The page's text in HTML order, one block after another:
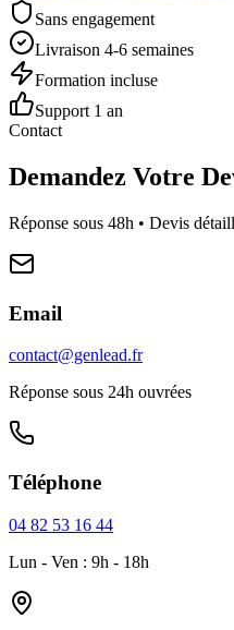
Sans engagement
Livraison 4-6 semaines
Formation incluse
Support 1 an
Contact
Demandez Votre
Réponse sous 48h • Devis
Email
contact@genlead.fr
Réponse sous 24h ouvrées
Téléphone
04 82 53 16 44
Lun - Ven : 9h - 18h